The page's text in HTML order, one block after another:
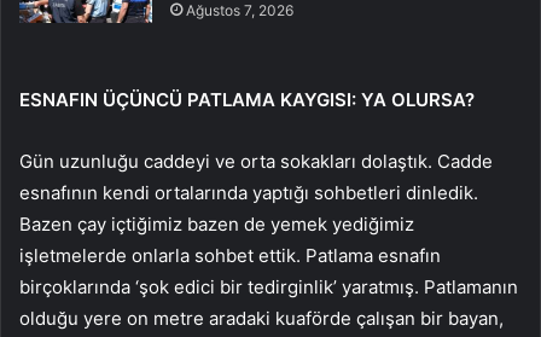
Ağustos 7, 2026
ESNAFIN ÜÇÜNCÜ PATLAMA KAYGISI: YA OLURSA?
Gün uzunluğu caddeyi ve orta sokakları dolaştık. Cadde
esnafının kendi ortalarında yaptığı sohbetleri dinledik.
Bazen çay içtiğimiz bazen de yemek yediğimiz
işletmelerde onlarla sohbet ettik. Patlama esnafın
birçoklarında ‘şok edici bir tedirginlik’ yaratmış. Patlamanın
olduğu yere on metre aradaki kuaförde çalışan bir bayan,